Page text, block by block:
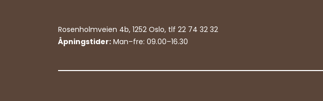
Rosenholmveien 4b, 1252 Oslo, tlf 22 74 32 32
Åpningstider: Man–fre: 09.00–16.30